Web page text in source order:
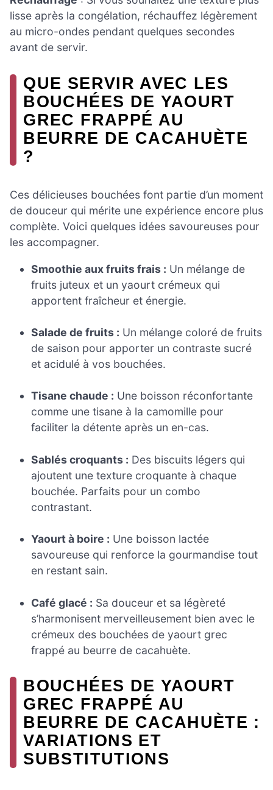
lisse après la congélation, réchauffez légèrement
au micro-ondes pendant quelques secondes
avant de servir.
QUE SERVIR AVEC LES
BOUCHÉES DE YAOURT
GREC FRAPPÉ AU
BEURRE DE CACAHUÈTE
?
Ces délicieuses bouchées font partie d’un moment
de douceur qui mérite une expérience encore plus
complète. Voici quelques idées savoureuses pour
les accompagner.
Smoothie aux fruits frais : Un mélange de
fruits juteux et un yaourt crémeux qui
apportent fraîcheur et énergie.
Salade de fruits : Un mélange coloré de fruits
de saison pour apporter un contraste sucré
et acidulé à vos bouchées.
Tisane chaude : Une boisson réconfortante
comme une tisane à la camomille pour
faciliter la détente après un en-cas.
Sablés croquants : Des biscuits légers qui
ajoutent une texture croquante à chaque
bouchée. Parfaits pour un combo
contrastant.
Yaourt à boire : Une boisson lactée
savoureuse qui renforce la gourmandise tout
en restant sain.
Café glacé : Sa douceur et sa légèreté
s’harmonisent merveilleusement bien avec le
crémeux des bouchées de yaourt grec
frappé au beurre de cacahuète.
BOUCHÉES DE YAOURT
GREC FRAPPÉ AU
BEURRE DE CACAHUÈTE :
VARIATIONS ET
SUBSTITUTIONS